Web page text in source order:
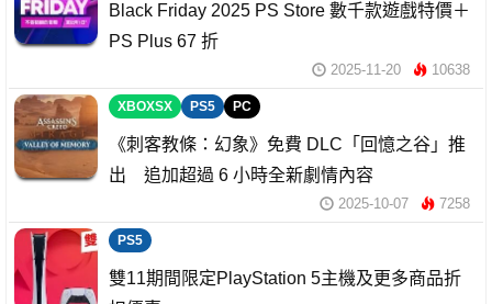
Black Friday 2025 PS Store 數千款遊戲特價＋
PS Plus 67 折
2025-11-20 10638
XBOXSX PS5 PC
《刺客教條：幻象》免費 DLC「回憶之谷」推
出 追加超過 6 小時全新劇情內容
2025-10-07 7258
PS5
雙11期間限定PlayStation 5主機及更多商品折